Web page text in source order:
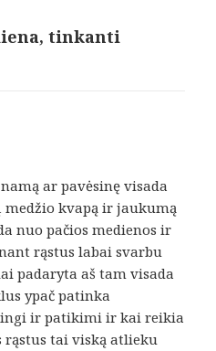
tinkanti
ar pavėsinę visada
kvapą ir jaukumą
nuo pačios medienos ir
rąstus labai svarbu
padaryta aš tam visada
ypač patinka
ir patikimi ir kai reikia
tai viską atlieku